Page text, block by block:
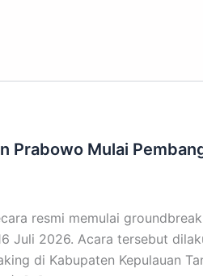
Prabowo Mulai
resmi memulai
Juli 2026. Acara tersebut
di Kabupaten Kepulauan